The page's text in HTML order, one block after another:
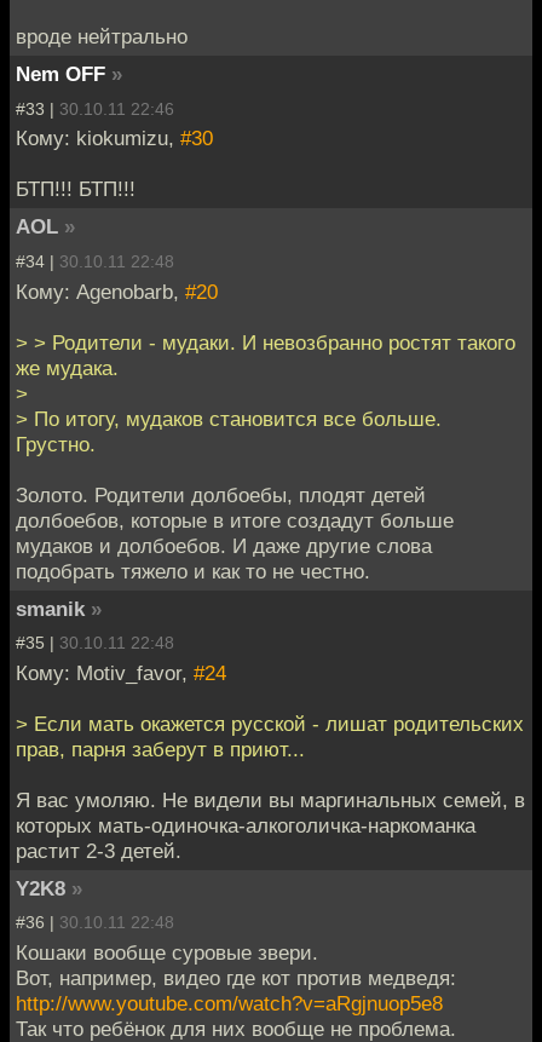
вроде нейтрально
Nem OFF »
#33 | 30.10.11 22:46
Кому: kiokumizu, #30
БТП!!! БТП!!!
AOL »
#34 | 30.10.11 22:48
Кому: Agenobarb, #20
> > Родители - мудаки. И невозбранно ростят такого
же мудака.
>
> По итогу, мудаков становится все больше.
Грустно.
Золото. Родители долбоебы, плодят детей
долбоебов, которые в итоге создадут больше
мудаков и долбоебов. И даже другие слова
подобрать тяжело и как то не честно.
smanik »
#35 | 30.10.11 22:48
Кому: Motiv_favor, #24
> Если мать окажется русской - лишат родительских
прав, парня заберут в приют...
Я вас умоляю. Не видели вы маргинальных семей, в
которых мать-одиночка-алкоголичка-наркоманка
растит 2-3 детей.
Y2K8 »
#36 | 30.10.11 22:48
Кошаки вообще суровые звери.
Вот, например, видео где кот против медведя:
http://www.youtube.com/watch?v=aRgjnuop5e8
Так что ребёнок для них вообще не проблема.